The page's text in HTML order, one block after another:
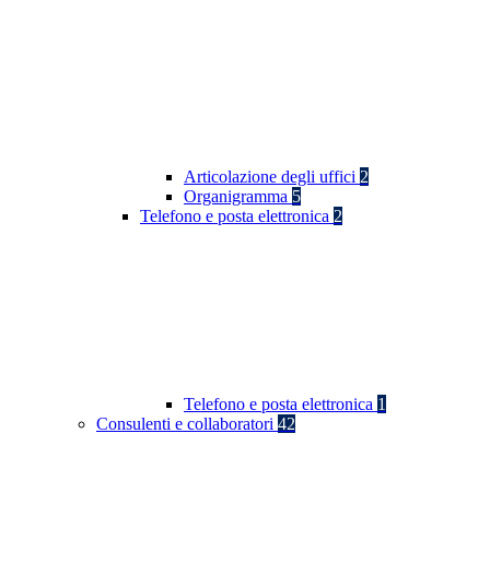
Articolazione degli uffici 2
Organigramma 5
Telefono e posta elettronica 2
Telefono e posta elettronica 1
Consulenti e collaboratori 42